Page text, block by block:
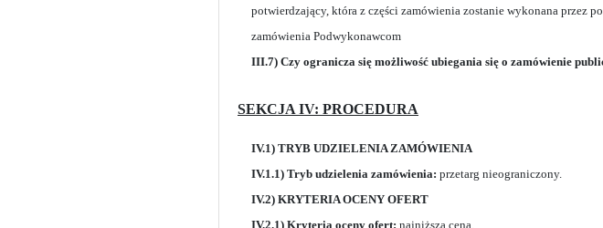
potwierdzający, która z części zamówienia zostanie wykonana przez
zamówienia Podwykonawcom
III.7) Czy ogranicza się możliwość ubiegania się o zamówienie
SEKCJA IV: PROCEDURA
IV.1) TRYB UDZIELENIA ZAMÓWIENIA
IV.1.1) Tryb udzielenia zamówienia: przetarg nieograniczony.
IV.2) KRYTERIA OCENY OFERT
IV.2.1) Kryteria oceny ofert: najniższa cena.